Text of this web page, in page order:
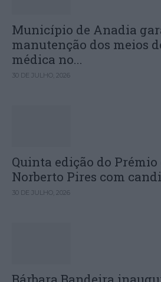
Município de Anadia
manutenção dos meios
médica no...
30 DE JULHO, 2026
Quinta edição do
Norberto Pires com
30 DE JULHO, 2026